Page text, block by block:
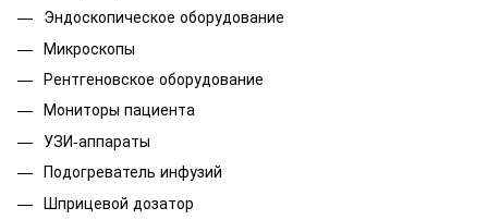
Эндоскопическое оборудование
Микроскопы
Рентгеновское оборудование
Мониторы пациента
УЗИ-аппараты
Подогреватель инфузий
Шприцевой дозатор